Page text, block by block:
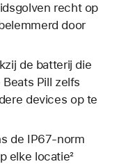
recht op
door
de batterij die
Pill zelfs
devices op te
de IP67-norm
elke locatie²